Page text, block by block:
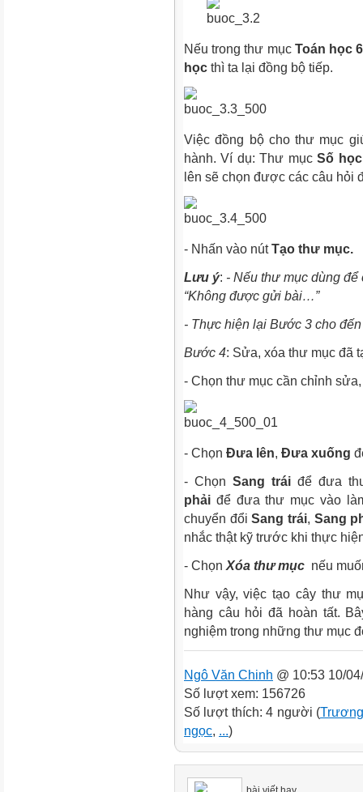
Nếu trong thư mục Toán học 6
học thì ta lại đồng bộ tiếp.
Việc đồng bộ cho thư mục
hành. Ví dụ: Thư mụcSố
lên sẽ chọn được các câu hỏi
- Nhấn vào nútTạo thư mục.
Lưu ý: - Nếu thư mục dùng
“Không được gửi bài…”
- Thực hiện lại Bước 3 cho
Bước 4: Sửa, xóa thư mục đã
- Chọn thư mục cần chỉnh
- Chọn Đưa lên, Đưa xuống
- Chọn Sang trái để đưa
phải để đưa thư mục vào
chuyển đổiSang trái, Sang
nhắc thật kỹ trước khi thực
- Chọn Xóa thư mục nếu
Như vậy, việc tạo cây thư
hàng câu hỏi đã hoàn tất.
nghiệm trong những thư mục
Ngô Văn Chinh @ 10:53 10/
Số lượt xem: 156726
Số lượt thích: 4 người (
ngọc, ...)